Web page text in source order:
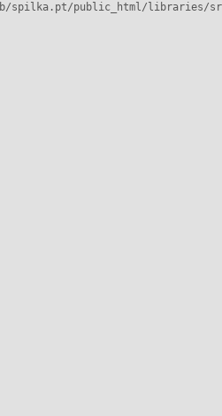
spilka.pt/public_html/libraries/